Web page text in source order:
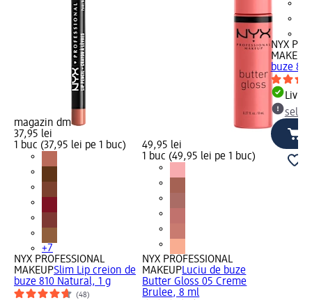
magazin dm
37,95 lei
1 buc (37,95 lei pe 1 buc)
+7
NYX PROFESSIONAL
MAKEUPSlim Lip creion de
buze 810 Natural, 1 g
(48)
49,95 lei
1 buc (49,95 lei pe 1 buc)
NYX PROFESSIONAL
MAKEUPLuciu de buze
Butter Gloss 05 Creme
Brulee, 8 ml
NYX
MAKEUP
buze